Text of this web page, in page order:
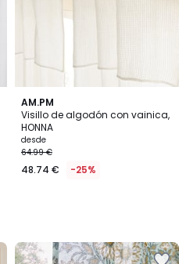
AM.PM
Visillo de algodón con vainica,
HONNA
desde
64.99 €
48.74 € -25%